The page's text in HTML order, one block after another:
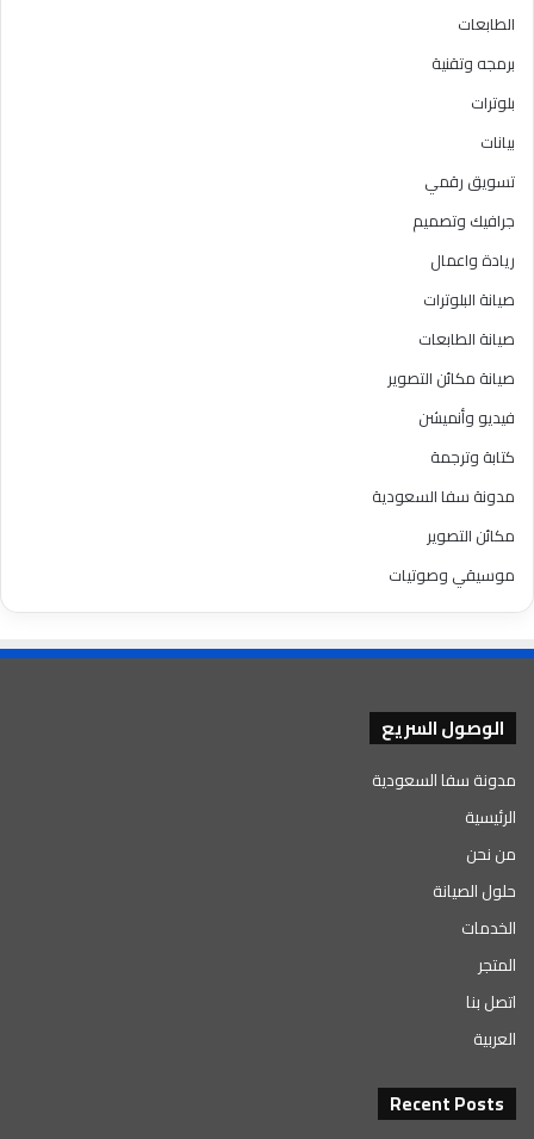
الطابعات
برمجه وتقنية
بلوترات
بيانات
تسويق رقمي
جرافيك وتصميم
ريادة واعمال
صيانة البلوترات
صيانة الطابعات
صيانة مكائن التصوير
فيديو وأنميشن
كتابة وترجمة
مدونة سفا السعودية
مكائن التصوير
موسيقي وصوتيات
الوصول السريع
مدونة سفا السعودية
الرئيسية
من نحن
حلول الصيانة
الخدمات
المتجر
اتصل بنا
العربية
Recent Posts